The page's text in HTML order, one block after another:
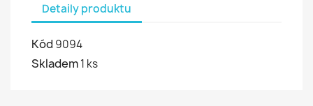
Detaily produktu
Kód 9094
Skladem1 ks